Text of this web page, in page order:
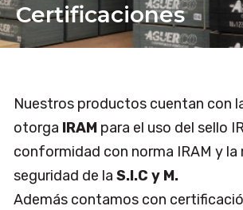
Certificaciones
Nuestros productos cuentan con
otorga IRAM para el uso del sello
conformidad con norma IRAM y la
seguridad de la S.I.C y M.
Además contamos con